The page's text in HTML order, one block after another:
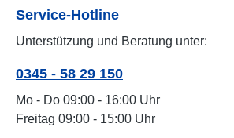
Service-Hotline
Unterstützung und Beratung unter:
0345 - 58 29 150
Mo - Do 09:00 - 16:00 Uhr
Freitag 09:00 - 15:00 Uhr